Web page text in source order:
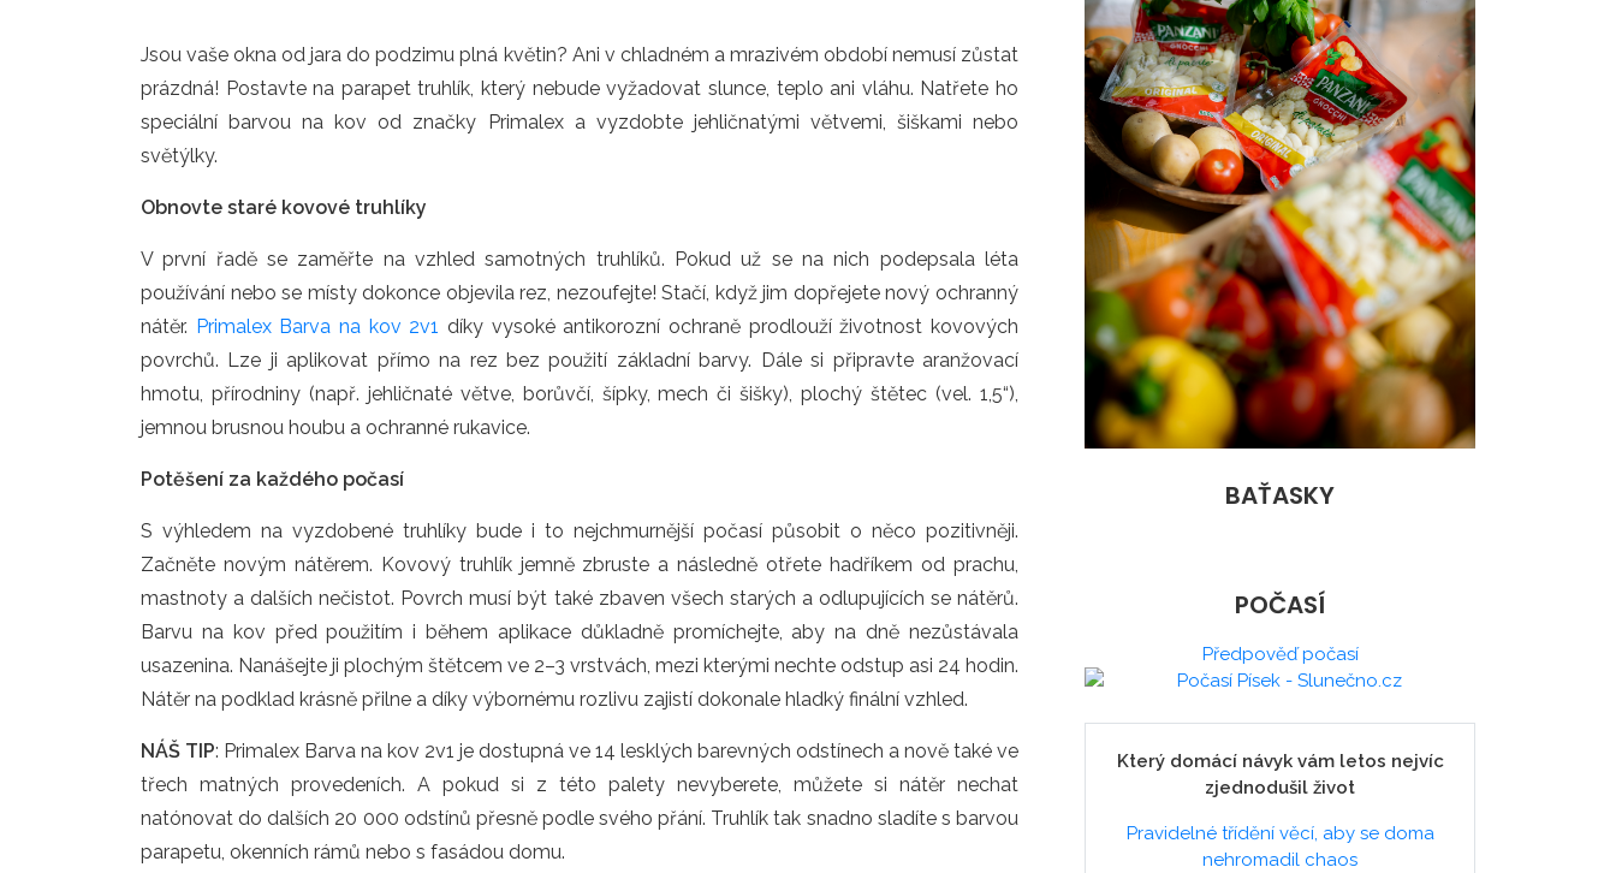
Jsou vaše okna od jara do podzimu plná květin? Ani v chladném a mrazivém období nemusí zůstat
prázdná! Postavte na parapet truhlík, který nebude vyžadovat slunce, teplo ani vláhu. Natřete ho
speciální barvou na kov od značky Primalex a vyzdobte jehličnatými větvemi, šiškami nebo
světýlky.
Obnovte staré kovové truhlíky
V první řadě se zaměřte na vzhled samotných truhlíků. Pokud už se na nich podepsala léta
používání nebo se místy dokonce objevila rez, nezoufejte! Stačí, když jim dopřejete nový ochranný
nátěr. Primalex Barva na kov 2v1 díky vysoké antikorozní ochraně prodlouží životnost kovových
povrchů. Lze ji aplikovat přímo na rez bez použití základní barvy. Dále si připravte aranžovací
hmotu, přírodniny (např. jehličnaté větve, borůvčí, šípky, mech či šišky), plochý štětec (vel. 1,5“),
jemnou brusnou houbu a ochranné rukavice.
Potěšení za každého počasí
S výhledem na vyzdobené truhlíky bude i to nejchmurnější počasí působit o něco pozitivněji.
Začněte novým nátěrem. Kovový truhlík jemně zbruste a následně otřete hadříkem od prachu,
mastnoty a dalších nečistot. Povrch musí být také zbaven všech starých a odlupujících se nátěrů.
Barvu na kov před použitím i během aplikace důkladně promíchejte, aby na dně nezůstávala
usazenina. Nanášejte ji plochým štětcem ve 2–⁠⁠⁠⁠⁠⁠3 vrstvách, mezi kterými nechte odstup asi 24 hodin.
Nátěr na podklad krásně přilne a díky výbornému rozlivu zajistí dokonale hladký finální vzhled.
NÁŠ TIP: Primalex Barva na kov 2v1 je dostupná ve 14 lesklých barevných odstínech a nově také ve
třech matných provedeních. A pokud si z této palety nevyberete, můžete si nátěr nechat
natónovat do dalších 20 000 odstínů přesně podle svého přání. Truhlík tak snadno sladíte s barvou
parapetu, okenních rámů nebo s fasádou domu.
BAŤASKY
POČASÍ
Předpověď počasí
Který domácí návyk vám letos nejvíc
zjednodušil život
Pravidelné třídění věcí, aby se doma
nehromadil chaos